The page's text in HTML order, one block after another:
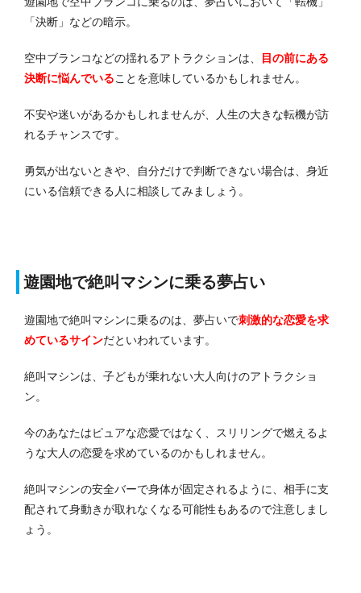
「決断」などの暗示。
空中ブランコなどの揺れるアトラクションは、
目の前にある
決断に悩んでいることを意味しているかもしれません。
不安や迷いがあるかもしれませんが、人生の大きな転機が訪
れるチャンスです。
勇気が出ないときや、自分だけで判断できない場合は、身近
にいる信頼できる人に相談してみましょう。
遊園地で絶叫マシンに乗る夢占い
遊園地で絶叫マシンに乗るのは、夢占いで刺激的な恋愛を求
めているサインだといわれています。
絶叫マシンは、子どもが乗れない大人向けのアトラクショ
ン。
今のあなたはピュアな恋愛ではなく、スリリングで燃えるよ
うな大人の恋愛を求めているのかもしれません。
絶叫マシンの安全バーで身体が固定されるように、相手に支
配されて身動きが取れなくなる可能性もあるので注意しまし
ょう。